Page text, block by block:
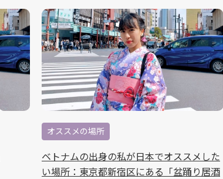
オススメの場所
ベトナムの出身の私が日本でオススメした
い場所：東京都新宿区にある「盆踊り居酒